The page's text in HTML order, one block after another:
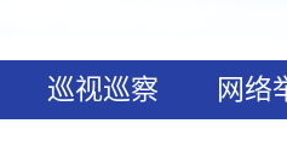
巡视巡察 网络